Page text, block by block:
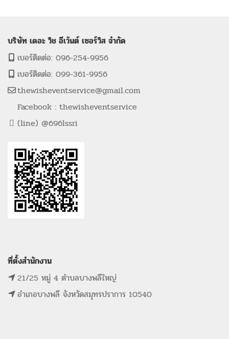
บริษัท เดอะ วิช อีเว้นต์ เซอร์วิส จำกัด
เบอร์ติดต่อ: 096-254-9956
เบอร์ติดต่อ: 099-361-9956
thewisheventservice@gmail.com
Facebook : thewisheventservice
(line) @696lssri
ที่ตั้งสำนักงาน
21/25 หมู่ 4 ตำบลบางพลีใหญ่
อำเภอบางพลี จังหวัดสมุทรปราการ 10540